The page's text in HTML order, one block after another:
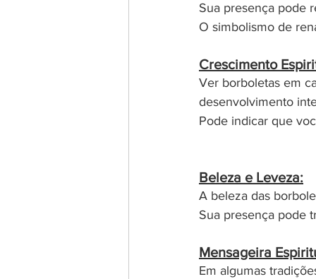
Sua presença pode
O simbolismo de
Crescimento
Ver borboletas em
desenvolvimento
Pode indicar que
Beleza e Leveza:
A beleza das
Sua presença pode
Mensageira
Em algumas